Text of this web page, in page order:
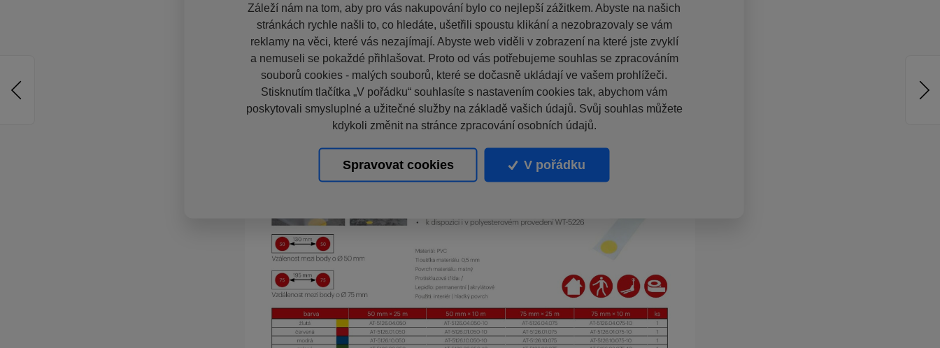
Záleží nám na tom, aby pro vás nakupování bylo co nejlepší zážitkem. Abyste na našich
stránkách rychle našli to, co hledáte, ušetřili spoustu klikání a nezobrazovaly se vám
reklamy na věci, které vás nezajímají. Abyste web viděli v zobrazení na které jste zvyklí
a nemuseli se pokaždé přihlašovat. Proto od vás potřebujeme souhlas se zpracováním
souborů cookies - malých souborů, které se dočasně ukládají ve vašem prohlížeči.
Stisknutím tlačítka „V pořádku“ souhlasíte s nastavením cookies tak, abychom vám
poskytovali smysluplné a užitečné služby na základě vašich údajů. Svůj souhlas můžete
kdykoli změnit na stránce zpracování osobních údajů.
Spravovat cookies V pořádku